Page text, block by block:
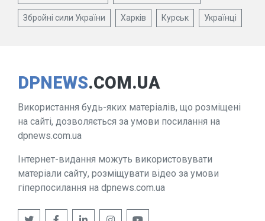
Збройні сили України Харків Курськ Українці
DPNEWS.COM.UA
Використання будь-яких матеріалів, що розміщені
на сайті, дозволяється за умови посилання на
dpnews.com.ua
Інтернет-видання можуть використовувати
матеріали сайту, розміщувати відео за умови
гіперпосилання на dpnews.com.ua